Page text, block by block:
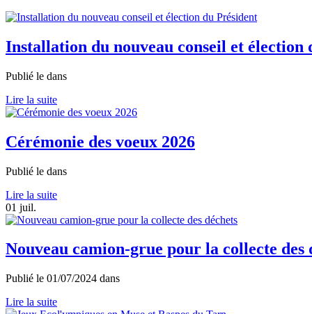
Installation du nouveau conseil et élection
Publié le dans
Lire la suite
Cérémonie des voeux 2026
Publié le dans
Lire la suite
01 juil.
Nouveau camion-grue pour la collecte des
Publié le 01/07/2024 dans
Lire la suite